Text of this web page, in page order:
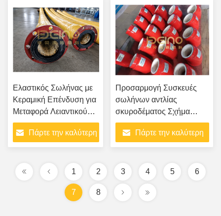
Ελαστικός Σωλήνας με
Κεραμική Επένδυση για
Μεταφορά Λειαντικού
Άμμου σε Λιμάνια
Πάρτε την καλύτερη
Προσαρμογή Συσκευές
σωλήνων αντλίας
σκυροδέματος Σχήμα
κεραμικού τόξου
Πάρτε την καλύτερη
1 2 3 4 5 6
7 8